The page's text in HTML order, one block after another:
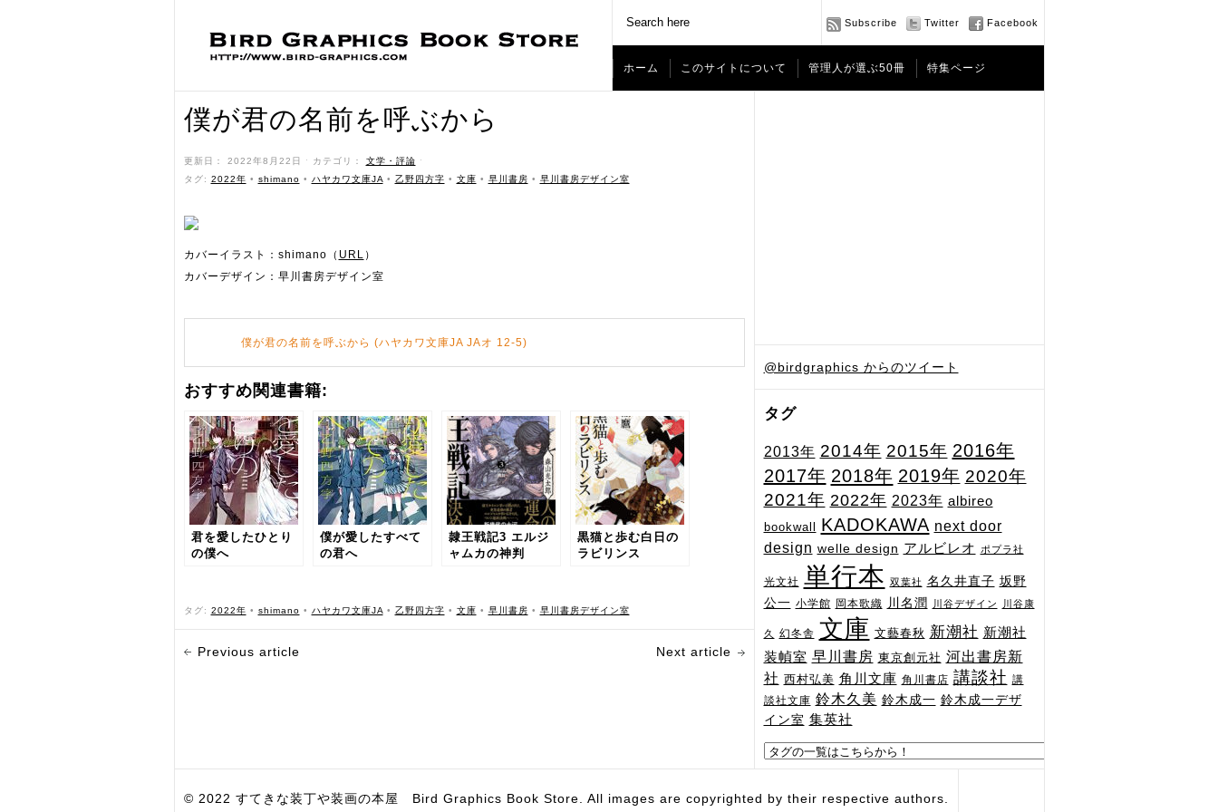
Subscribe Twitter Facebook
ホーム このサイトについて 管理人が選ぶ50冊 特集ページ
@birdgraphics からのツイート
タグ
2013年 2014年 2015年 2016年
2017年 2018年 2019年 2020年
2021年 2022年 2023年 albireo
bookwall KADOKAWA next door
design welle design アルビレオ ポプラ社
光文社 単行本 双葉社 名久井直子 坂野
公一 小学館 岡本歌織 川名潤 川谷デザイン 川谷康
久 幻冬舎 文庫 文藝春秋 新潮社 新潮社
装幀室 早川書房 東京創元社 河出書房新
社 西村弘美 角川文庫 角川書店 講談社 講
談社文庫 鈴木久美 鈴木成一 鈴木成一デザ
イン室 集英社
僕が君の名前を呼ぶから
更新日： 2022年8月22日 ˑ カテゴリ： 文学・評論 ˑ
タグ: 2022年 • shimano • ハヤカワ文庫JA • 乙野四方字 • 文庫 • 早川書房 • 早川書房デザイン室
カバーイラスト：shimano（ URL ）
カバーデザイン：早川書房デザイン室
僕が君の名前を呼ぶから (ハヤカワ文庫JA JAオ 12-5)
おすすめ関連書籍:
君を愛したひとり
の僕へ
僕が愛したすべて
の君へ
隷王戦記3 エルジ
ャムカの神判
黒猫と歩む白日の
ラビリンス
タグ: 2022年 • shimano • ハヤカワ文庫JA • 乙野四方字 • 文庫 • 早川書房 • 早川書房デザイン室
Previous article Next article
© 2022 すてきな装丁や装画の本屋 Bird Graphics Book Store. All images are copyrighted by their respective authors.